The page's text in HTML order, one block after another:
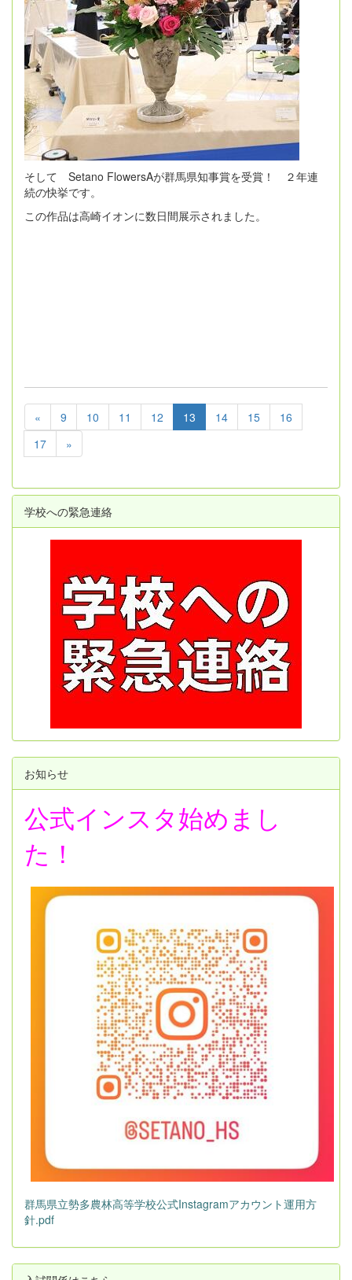
そして Setano FlowersAが群馬県知事賞を受賞！ ２年連
続の快挙です。
この作品は高崎イオンに数日間展示されました。
« 9 10 11 12 13 14 15
16
17
»
学校への緊急連絡
お知らせ
公式インスタ始めまし
た！
群馬県立勢多農林高等学校公式Instagramアカウント運用方
針.pdf